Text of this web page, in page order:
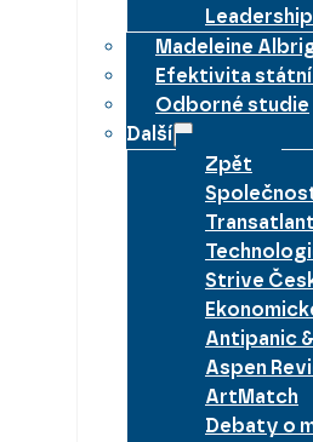
Madeleine
Efektivita
Odborné studie
Další
Zpět
Strive
Antipanic
Aspen
ArtMatch
Debaty o